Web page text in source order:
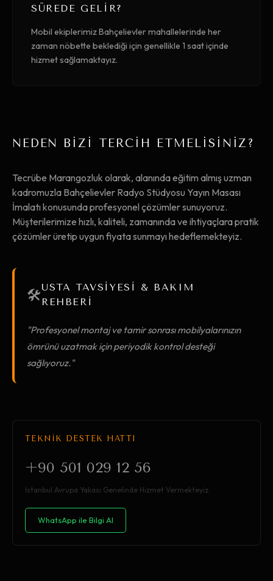
SÜREDE GELIR?
Mobil ekiplerimiz Bahçelievler mahallelerinde her
zaman nöbette beklediği için genellikle 1 saat içinde
hizmet sağlamaktayız.
NEDEN BİZİ TERCİH ETMELİSİNİZ?
Tecrübe Marangozluk olarak, alanında eğitim almış uzman
kadromuzla Bahçelievler Radyo Stüdyosu Yayın Masası
İmalatı konusunda profesyonel çözümler sunuyoruz.
Müşterilerimize hızlı, kaliteli, zamanında ve ihtiyaçlara pratik
çözümler üretip uygun fiyata sunmayı hedeflemekteyiz.
🛠️USTA TAVSİYESİ & BAKIM
REHBERİ
"Profesyonel montaj ve tamir sonrası mobilyalarınızın
ömrünü uzatmak için periyodik kontrol desteği
sağlıyoruz."
TEKNİK DESTEK HATTI
+90 501 029 12 56
İstanbul Avrupa Yakası Genelinde Hizmet Vermekteyiz.
WhatsApp ile Bilgi Al